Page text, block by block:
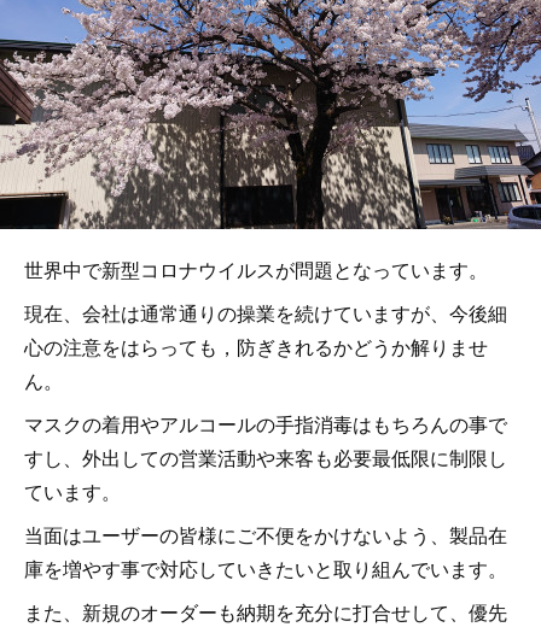
世界中で新型コロナウイルスが問題となっています。
現在、会社は通常通りの操業を続けていますが、今後細
心の注意をはらっても，防ぎきれるかどうか解りませ
ん。
マスクの着用やアルコールの手指消毒はもちろんの事で
すし、外出しての営業活動や来客も必要最低限に制限し
ています。
当面はユーザーの皆様にご不便をかけないよう、製品在
庫を増やす事で対応していきたいと取り組んでいます。
また、新規のオーダーも納期を充分に打合せして、優先